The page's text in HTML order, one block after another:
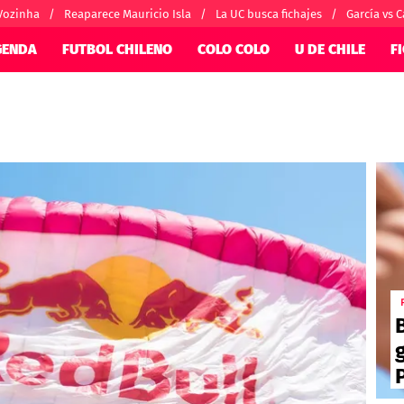
Reaparece Mauricio Isla La UC busca fichajes García vs
FUTBOL CHILENO COLO COLO U DE CHILE
Copa Sudamericana
Fútbol Brasileño
Europa League
Conference
Premier League
Serie A
La Liga
Bundesliga